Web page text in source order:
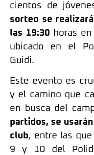
cientos de
sorteo se
las 19:30 horas
ubicado en el
Guidi.
Este evento es
y el camino que
en busca del
partidos, se
club, entre las
9 y 10 del